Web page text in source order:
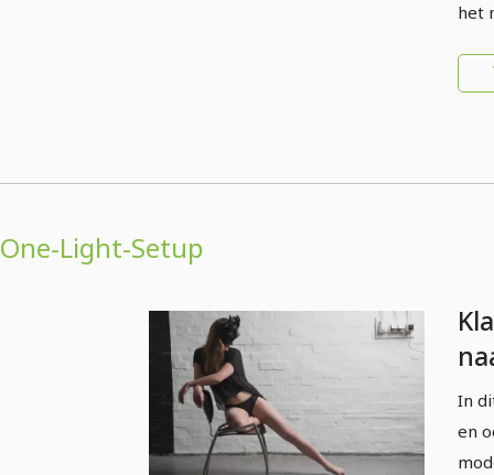
het
One-Light-Setup
-
In
en